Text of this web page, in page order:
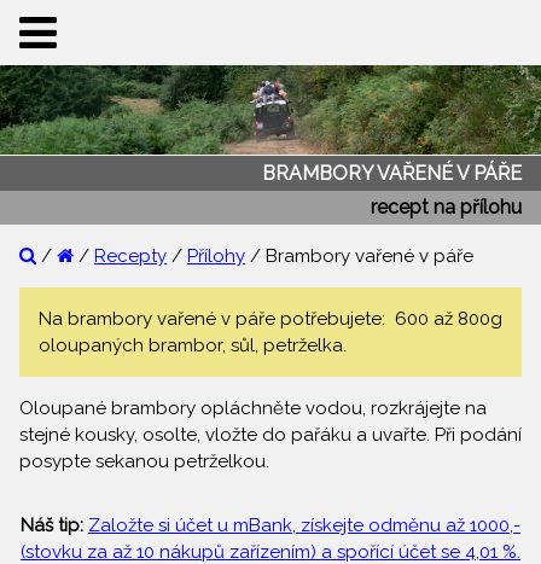
BRAMBORY VAŘENÉ V PÁŘE
recept na přílohu
/ / Recepty / Přílohy / Brambory vařené v páře
Na brambory vařené v páře potřebujete: 600 až 800g
oloupaných brambor, sůl, petrželka.
Oloupané brambory opláchněte vodou, rozkrájejte na
stejné kousky, osolte, vložte do pařáku a uvařte. Při podání
posypte sekanou petrželkou.
Náš tip: Založte si účet u mBank, získejte odměnu až 1000,-
(stovku za až 10 nákupů zařízením) a spořící účet se 4,01 %.